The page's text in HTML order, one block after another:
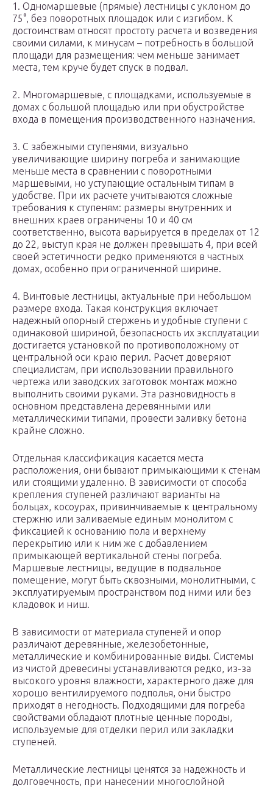
1. Одномаршевые (прямые) лестницы с уклоном до
75°, без поворотных площадок или с изгибом. К
достоинствам относят простоту расчета и возведения
своими силами, к минусам – потребность в большой
площади для размещения: чем меньше занимает
места, тем круче будет спуск в подвал.
2. Многомаршевые, с площадками, используемые в
домах с большой площадью или при обустройстве
входа в помещения производственного назначения.
3. С забежными ступенями, визуально
увеличивающие ширину погреба и занимающие
меньше места в сравнении с поворотными
маршевыми, но уступающие остальным типам в
удобстве. При их расчете учитываются сложные
требования к ступеням: размеры внутренних и
внешних краев ограничены 10 и 40 см
соответственно, высота варьируется в пределах от 12
до 22, выступ края не должен превышать 4, при всей
своей эстетичности редко применяются в частных
домах, особенно при ограниченной ширине.
4. Винтовые лестницы, актуальные при небольшом
размере входа. Такая конструкция включает
надежный опорный стержень и удобные ступени с
одинаковой шириной, безопасность их эксплуатации
достигается установкой по противоположному от
центральной оси краю перил. Расчет доверяют
специалистам, при использовании правильного
чертежа или заводских заготовок монтаж можно
выполнить своими руками. Эта разновидность в
основном представлена деревянными или
металлическими типами, провести заливку бетона
крайне сложно.
Отдельная классификация касается места
расположения, они бывают примыкающими к стенам
или стоящими удаленно. В зависимости от способа
крепления ступеней различают варианты на
больцах, косоурах, привинчиваемые к центральному
стержню или заливаемые единым монолитом с
фиксацией к основанию пола и верхнему
перекрытию или к ним же с добавлением
примыкающей вертикальной стены погреба.
Маршевые лестницы, ведущие в подвальное
помещение, могут быть сквозными, монолитными, с
эксплуатируемым пространством под ними или без
кладовок и ниш.
В зависимости от материала ступеней и опор
различают деревянные, железобетонные,
металлические и комбинированные виды. Системы
из чистой древесины устанавливаются редко, из-за
высокого уровня влажности, характерного даже для
хорошо вентилируемого подполья, они быстро
приходят в негодность. Подходящими для погреба
свойствами обладают плотные ценные породы,
используемые для отделки перил или закладки
ступеней.
Металлические лестницы ценятся за надежность и
долговечность, при нанесении многослойной